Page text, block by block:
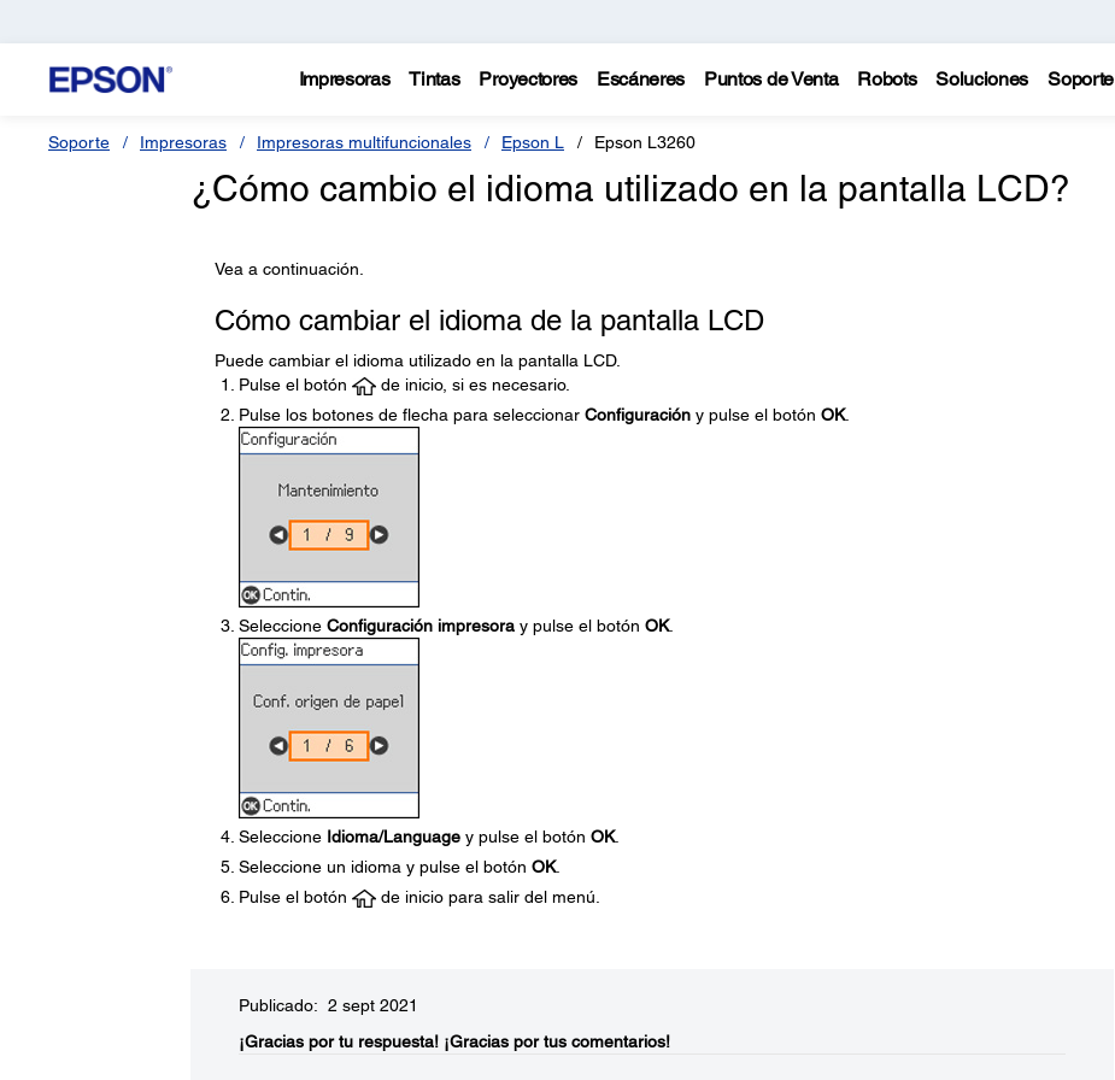
Impresoras Tintas Proyectores Escáneres Puntos de Venta Robots Soluciones Soporte
Soporte Impresoras Impresoras multifuncionales Epson L Epson L3260
¿Cómo cambio el idioma utilizado en la pantalla LCD?
Vea a continuación.
Cómo cambiar el idioma de la pantalla LCD
Puede cambiar el idioma utilizado en la pantalla LCD.
Pulse el botón
de inicio, si es necesario.
Pulse los botones de flecha para seleccionar Configuracióny pulse el botón OK.
Seleccione Configuración impresoray pulse el botón OK.
Seleccione Idioma/Languagey pulse el botón OK.
Seleccione un idioma y pulse el botón OK.
Pulse el botón
de inicio para salir del menú.
Publicado: 2 sept 2021
¡Gracias por tu respuesta! ¡Gracias por tus comentarios!